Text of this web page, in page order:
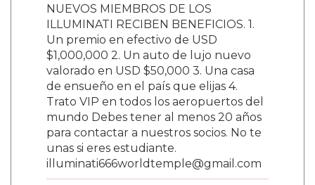
NUEVOS MIEMBROS DE LOS
ILLUMINATI RECIBEN BENEFICIOS. 1.
Un premio en efectivo de USD
$1,000,000 2. Un auto de lujo nuevo
valorado en USD $50,000 3. Una casa
de ensueño en el país que elijas 4.
Trato VIP en todos los aeropuertos del
mundo Debes tener al menos 20 años
para contactar a nuestros socios. No te
unas si eres estudiante.
illuminati666worldtemple@gmail.com